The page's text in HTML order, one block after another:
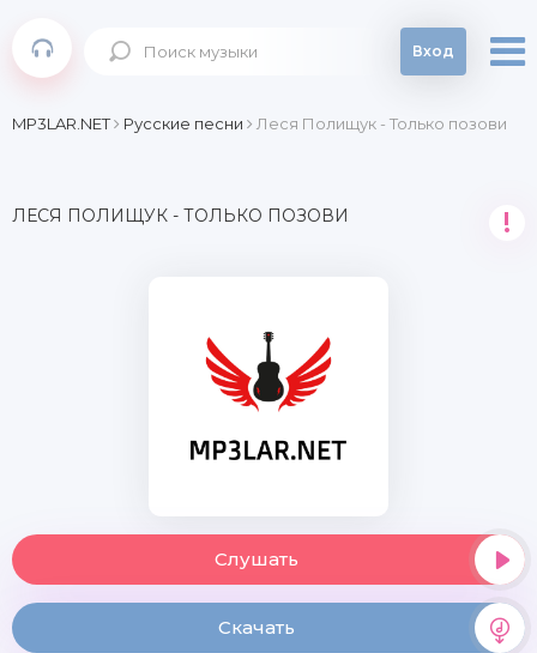
Вход
MP3LAR.NET Русские песни Леся Полищук - Только позови
ЛЕСЯ ПОЛИЩУК - ТОЛЬКО ПОЗОВИ !
Слушать
Скачать